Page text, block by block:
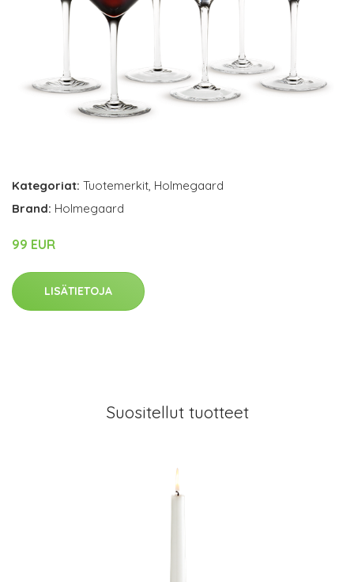
Kategoriat: Tuotemerkit, Holmegaard
Brand: Holmegaard
99 EUR
LISÄTIETOJA
Suositellut tuotteet